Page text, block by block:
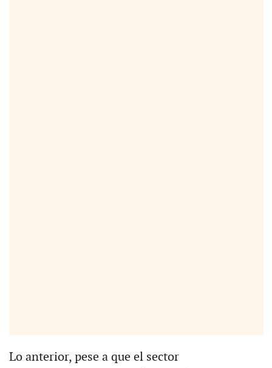
Lo anterior, pese a que el sector